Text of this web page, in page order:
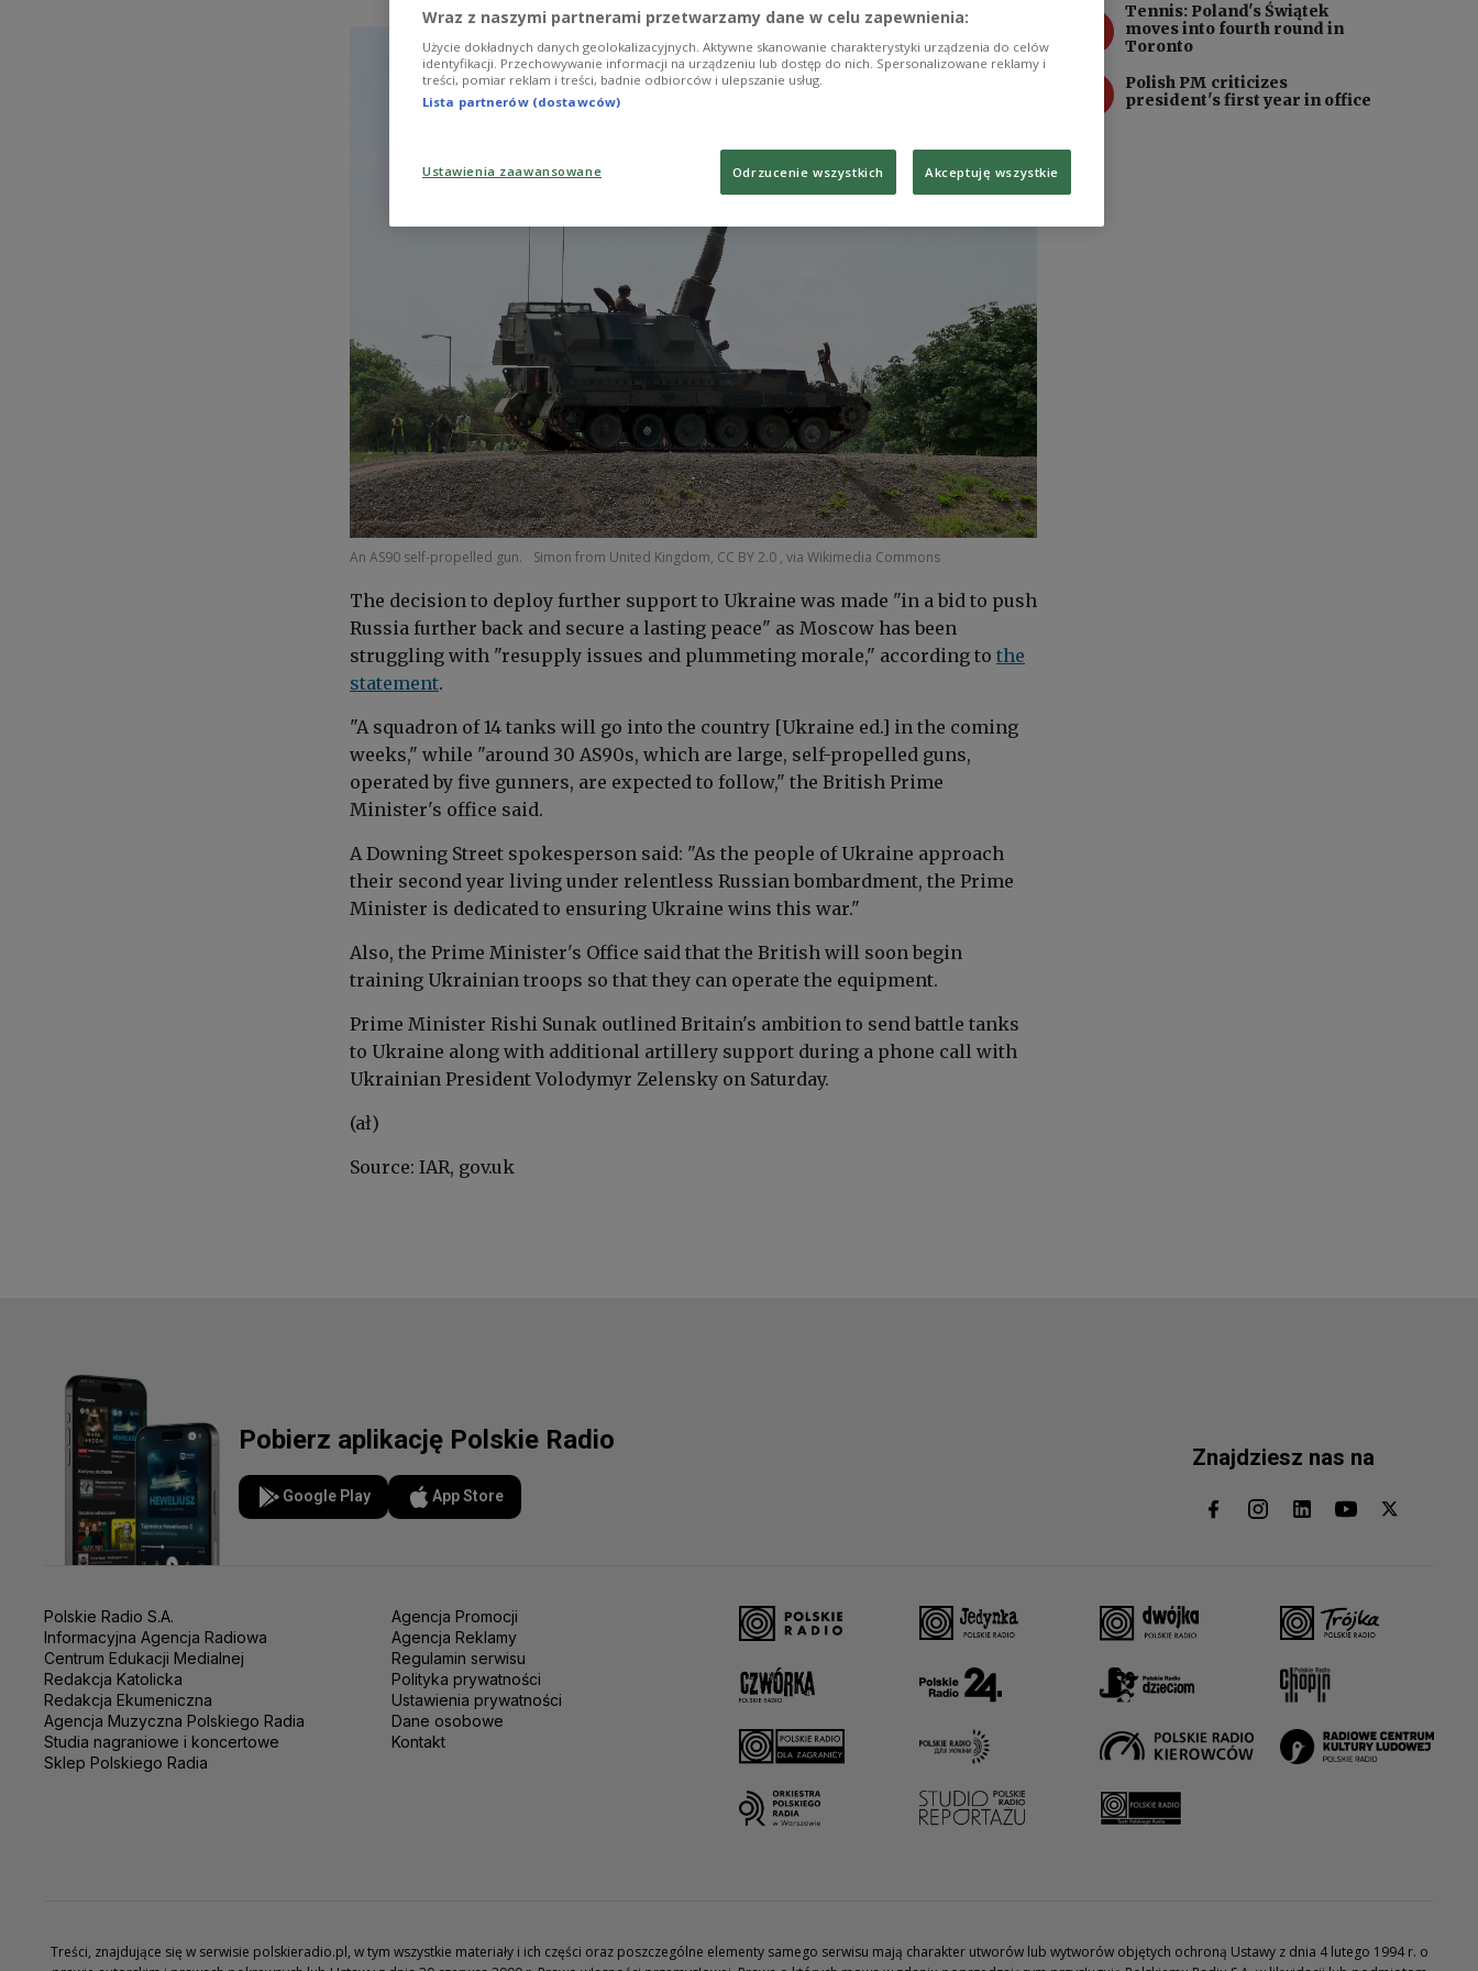
An AS90 self-propelled gun. Simon from United Kingdom, CC BY 2.0 , via Wikimedia Commons
The decision to deploy further support to Ukraine was made "in a bid to push
Russia further back and secure a lasting peace" as Moscow has been
struggling with "resupply issues and plummeting morale," according to the
statement.
"A squadron of 14 tanks will go into the country [Ukraine ed.] in the coming
weeks," while "around 30 AS90s, which are large, self-propelled guns,
operated by five gunners, are expected to follow," the British Prime
Minister's office said.
A Downing Street spokesperson said: "As the people of Ukraine approach
their second year living under relentless Russian bombardment, the Prime
Minister is dedicated to ensuring Ukraine wins this war."
Also, the Prime Minister's Office said that the British will soon begin
training Ukrainian troops so that they can operate the equipment.
Prime Minister Rishi Sunak outlined Britain's ambition to send battle tanks
to Ukraine along with additional artillery support during a phone call with
Ukrainian President Volodymyr Zelensky on Saturday.
(ał)
Source: IAR, gov.uk
Tennis: Poland's Świątek
moves into fourth round in
Toronto
Polish PM criticizes
president's first year in office
Pobierz aplikację Polskie Radio
Google Play App Store
Znajdziesz nas na
Polskie Radio S.A.
Informacyjna Agencja Radiowa
Centrum Edukacji Medialnej
Redakcja Katolicka
Redakcja Ekumeniczna
Agencja Muzyczna Polskiego Radia
Studia nagraniowe i koncertowe
Sklep Polskiego Radia
Agencja Promocji
Agencja Reklamy
Regulamin serwisu
Polityka prywatności
Ustawienia prywatności
Dane osobowe
Kontakt
Treści, znajdujące się w serwisie polskieradio.pl, w tym wszystkie materiały i ich części oraz poszczególne elementy samego serwisu mają charakter utworów lub wytworów objętych ochroną Ustawy z dnia 4 lutego 1994 r. o
Wraz z naszymi partnerami przetwarzamy dane w celu zapewnienia:
Użycie dokładnych danych geolokalizacyjnych. Aktywne skanowanie charakterystyki urządzenia do celów
identyfikacji. Przechowywanie informacji na urządzeniu lub dostęp do nich. Spersonalizowane reklamy i
treści, pomiar reklam i treści, badnie odbiorców i ulepszanie usług.
Lista partnerów (dostawców)
Ustawienia zaawansowane Odrzucenie wszystkich Akceptuję wszystkie